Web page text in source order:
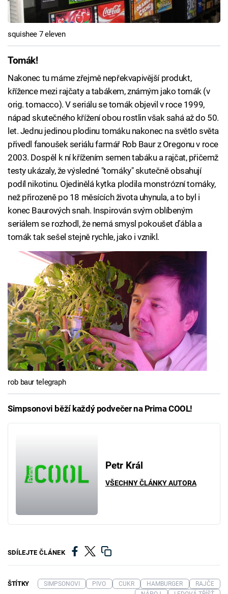
squishee 7 eleven
Tomák!
Nakonec tu máme zřejmě nepřekvapivější produkt,
křížence mezi rajčaty a tabákem, známým jako tomák (v
orig. tomacco). V seriálu se tomák objevil v roce 1999,
nápad skutečného křížení obou rostlin však sahá až do 50.
let. Jednu jedinou plodinu tomáku nakonec na světlo světa
přivedl fanoušek seriálu farmář Rob Baur z Oregonu v roce
2003. Dospěl k ní křížením semen tabáku a rajčat, přičemž
testy ukázaly, že výsledné "tomáky" skutečně obsahují
podíl nikotinu. Ojedinělá kytka plodila monstrózní tomáky,
než přirozeně po 18 měsících života uhynula, a to byl i
konec Baurových snah. Inspirován svým oblíbeným
seriálem se rozhodl, že nemá smysl pokoušet ďábla a
tomák tak sešel stejně rychle, jako i vznikl.
rob baur telegraph
Simpsonovi běží každý podvečer na Prima COOL!
Petr Král
VŠECHNY ČLÁNKY AUTORA
SDÍLEJTE ČLÁNEK
ŠTÍTKY SIMPSONOVI PIVO CUKR HAMBURGER
RAJČE